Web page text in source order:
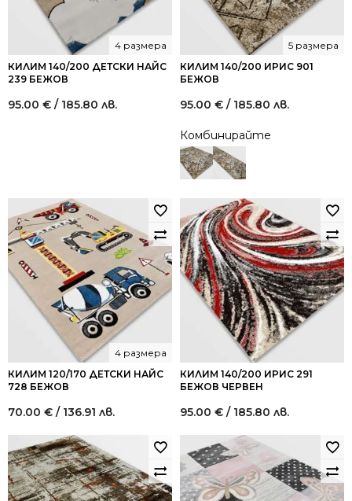
КИЛИМ 140/200 ДЕТСКИ НАЙС
239 БЕЖОВ
4 размера
95.00 € / 185.80 лв.
КИЛИМ 140/200 ИРИС 901
БЕЖОВ
5 размера
95.00 € / 185.80 лв.
Комбинирайте
КИЛИМ 120/170 ДЕТСКИ НАЙС
728 БЕЖОВ
4 размера
70.00 € / 136.91 лв.
КИЛИМ 140/200 ИРИС 291
БЕЖОВ ЧЕРВЕН
95.00 € / 185.80 лв.